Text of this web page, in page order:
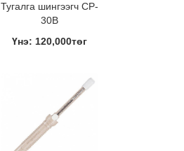
Тугалга шингээгч CP-
30B
Үнэ: 120,000төг